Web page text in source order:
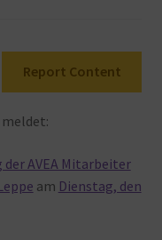
Report Content
meldet:
AVEA Mitarbeiter
am Dienstag, den